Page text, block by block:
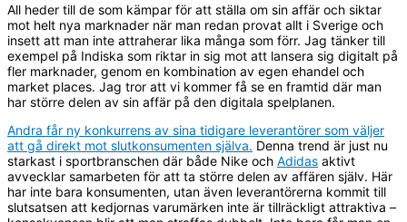
All heder till de som kämpar för att ställa om sin affär och siktar
mot helt nya marknader när man redan provat allt i Sverige och
insett att man inte attraherar lika många som förr. Jag tänker till
exempel på Indiska som riktar in sig mot att lansera sig digitalt på
fler marknader, genom en kombination av egen ehandel och
market places. Jag tror att vi kommer få se en framtid där man
har större delen av sin affär på den digitala spelplanen.
Andra får ny konkurrens av sina tidigare leverantörer som väljer
att gå direkt mot slutkonsumenten själva. Denna trend är just nu
starkast i sportbranschen där både Nike och Adidas aktivt
avvecklar samarbeten för att ta större delen av affären själv. Här
har inte bara konsumenten, utan även leverantörerna kommit till
slutsatsen att kedjornas varumärken inte är tillräckligt attraktiva –